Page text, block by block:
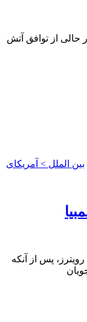
حالی از توافق آتش
بین الملل > آمریکای
پس از آنکه